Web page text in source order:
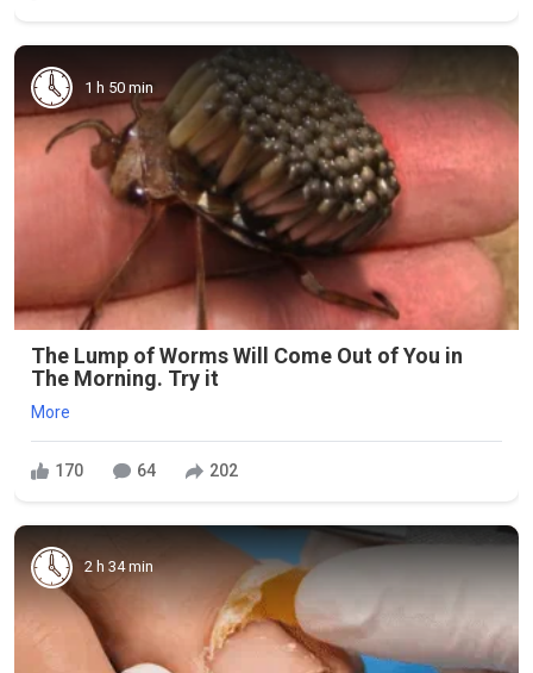
1 h 50 min
The Lump of Worms Will Come Out of You in
The Morning. Try it
More
170 64 202
2 h 34 min